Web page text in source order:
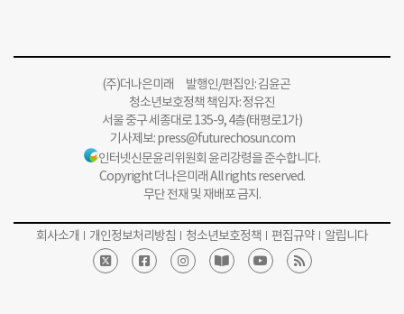
(주)더나은미래 발행인/편집인: 김윤곤
청소년보호정책 책임자: 정유진
서울 중구 세종대로 135-9, 4층(태평로1가)
기사제보:press@futurechosun.com
인터넷신문윤리위원회 윤리강령을 준수합니다.
Copyright 더나은미래 All rights reserved.
무단 전재 및 재배포 금지.
회사소개 개인정보처리방침 청소년보호정책 편집규약 알립니다